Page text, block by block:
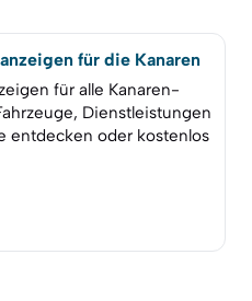
für die Kanaren
für alle Kanaren-
Dienstleistungen
entdecken oder kostenlos